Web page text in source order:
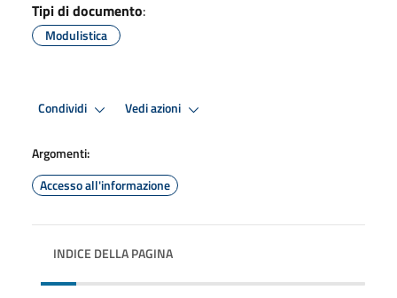
Tipi di documento:
Modulistica
Condividi Vedi azioni
Argomenti:
Accesso all'informazione
INDICE DELLA PAGINA